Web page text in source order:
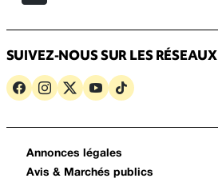
SUIVEZ-NOUS SUR LES RÉSEAUX
Annonces légales
Avis & Marchés publics